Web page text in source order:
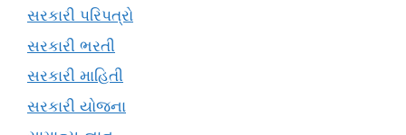
સરકારી પરિપત્રો
સરકારી ભરતી
સરકારી માહિતી
સરકારી યોજના